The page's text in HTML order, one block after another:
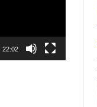
22:02